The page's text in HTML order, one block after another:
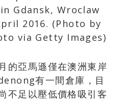
的亞馬遜僅在澳洲東岸
有一間倉庫，目
不足以壓低價格吸引客